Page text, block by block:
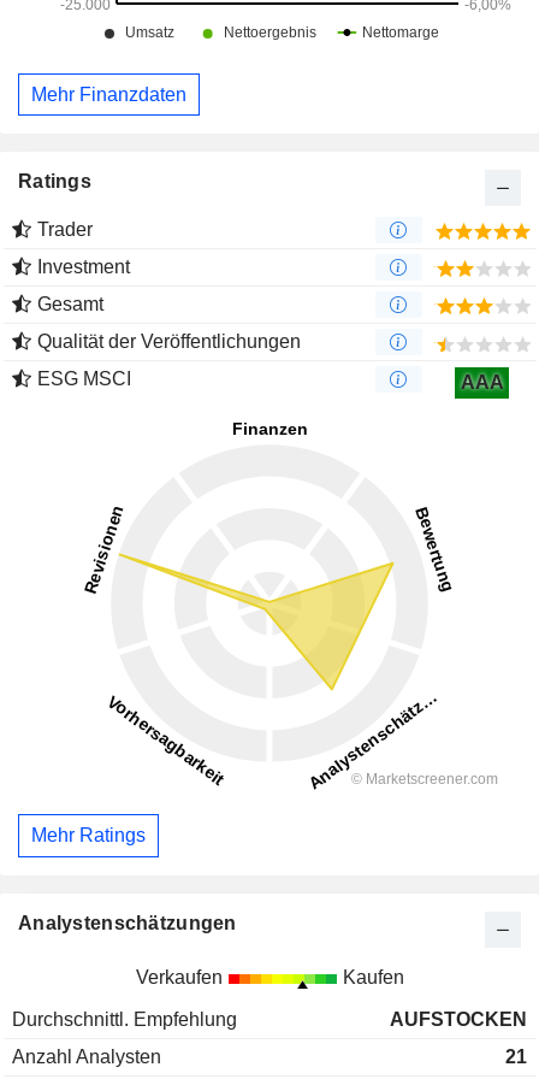
Mehr Finanzdaten
Ratings
Trader
Investment
Gesamt
Qualität der Veröffentlichungen
ESG MSCI
AAA
Mehr Ratings
Analystenschätzungen
Verkaufen Kaufen
Durchschnittl. Empfehlung
AUFSTOCKEN
Anzahl Analysten
21